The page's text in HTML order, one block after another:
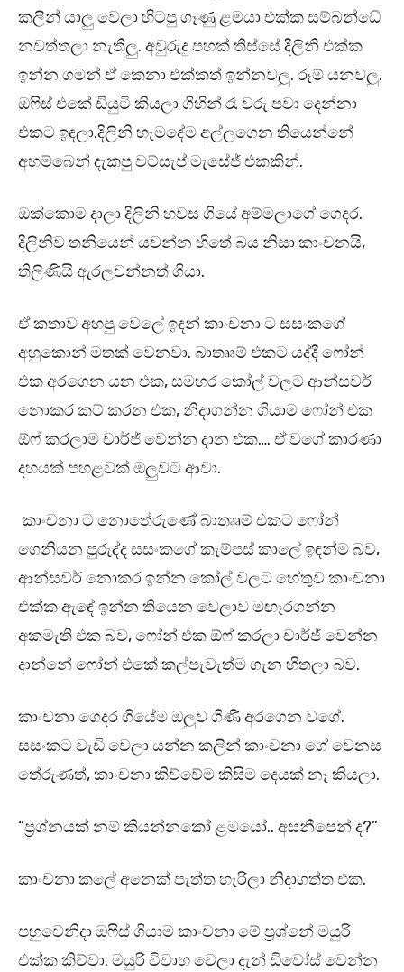
කලින් යාලු වෙලා හිටපු ගෑණු ළමයා එක්ක සම්බන්ධේ
නවත්තලා නැතිලු. අවුරුදු පහක් තිස්සේ දිලිනි එක්ක
ඉන්න ගමන් ඒ කෙනා එක්කත් ඉන්නවලු. රූම් යනවලු.
ඔෆිස් එකේ ඩියුටි කියලා ගිහින් රෑ වරු පවා දෙන්නා
එකට ඉඳලා.දිලිනි හැමදේම අල්ලගෙන තියෙන්නේ
අහම්බෙන් දැකපු වට්සැප් මැසේජ් එකකින්.
ඔක්කොම දාලා දිලිනි හවස ගියේ අම්මලාගේ ගෙදර.
දිලිනිව තනියෙන් යවන්න හිතේ බය නිසා කාංචනයි,
තිලිණියි ඇරලවන්නත් ගියා.
ඒ කතාව අහපු වෙලේ ඉඳන් කාංචනා ට සසංකගේ
අහුකොන් මතක් වෙනවා. බාතෲම් එකට යද්දී ෆෝන්
එක අරගෙන යන එක, සමහර කෝල් වලට ආන්සවර්
නොකර කට් කරන එක, නිදාගන්න ගියාම ෆෝන් එක
ඕෆ් කරලාම චාර්ජ් වෙන්න දාන එක…. ඒ වගේ කාරණා
දහයක් පහළවක් ඔලුවට ආවා.
කාංචනා ට නොතේරුණේ බාතෲම් එකට ෆෝන්
ගෙනියන පුරුද්ද සසංකගේ කැම්පස් කාලේ ඉඳන්ම බව,
ආන්සවර් නොකර ඉන්න කෝල් වලට හේතුව කාංචනා
එක්ක ඇඳේ ඉන්න තියෙන වෙලාව මඟෑරගන්න
අකමැති එක බව, ෆෝන් එක ඕෆ් කරලා චාර්ජ් වෙන්න
දාන්නේ ෆෝන් එකේ කල්පැවැත්ම ගැන හිතලා බව.
කාංචනා ගෙදර ගියේම ඔලුව ගිණි අරගෙන වගේ.
සසංකට වැඩි වෙලා යන්න කලින් කාංචනා ගේ වෙනස
තේරුණත්, කාංචනා කිව්වේම කිසිම දෙයක් නෑ කියලා.
“ප්‍රශ්නයක් නම් කියන්නකෝ ළමයෝ.. අසනීපෙන් ද?”
කාංචනා කලේ අනෙක් පැත්ත හැරිලා නිදාගත්ත එක.
පහුවෙනිදා ඔෆිස් ගියාම කාංචනා මේ ප්‍රශ්නේ මයුරි
එක්ක කිව්වා. මයුරි විවාහ වෙලා දැන් ඩිවෝස් වෙන්න